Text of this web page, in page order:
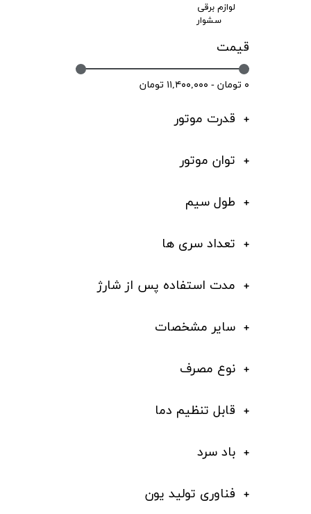
لوازم برقی
سشوار
قیمت
۰ تومان - ۱۱,۴۰۰,۰۰۰ تومان
قدرت موتور
توان موتور
طول سیم
تعداد سری ها
مدت استفاده پس از شارژ
سایر مشخصات
نوع مصرف
قابل تنظیم دما
باد سرد
فناوری تولید یون